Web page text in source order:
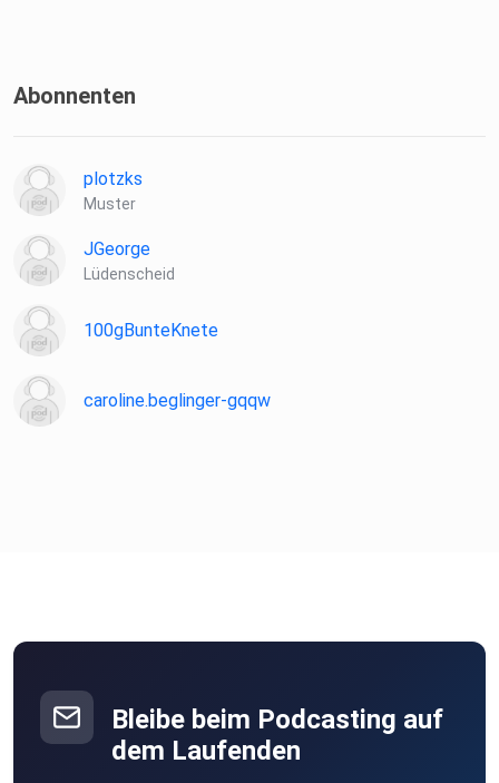
Abonnenten
plotzks
Muster
JGeorge
Lüdenscheid
100gBunteKnete
caroline.beglinger-gqqw
Bleibe beim Podcasting auf
dem Laufenden